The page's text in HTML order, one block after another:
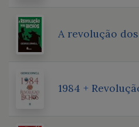
A revolução
1984 +